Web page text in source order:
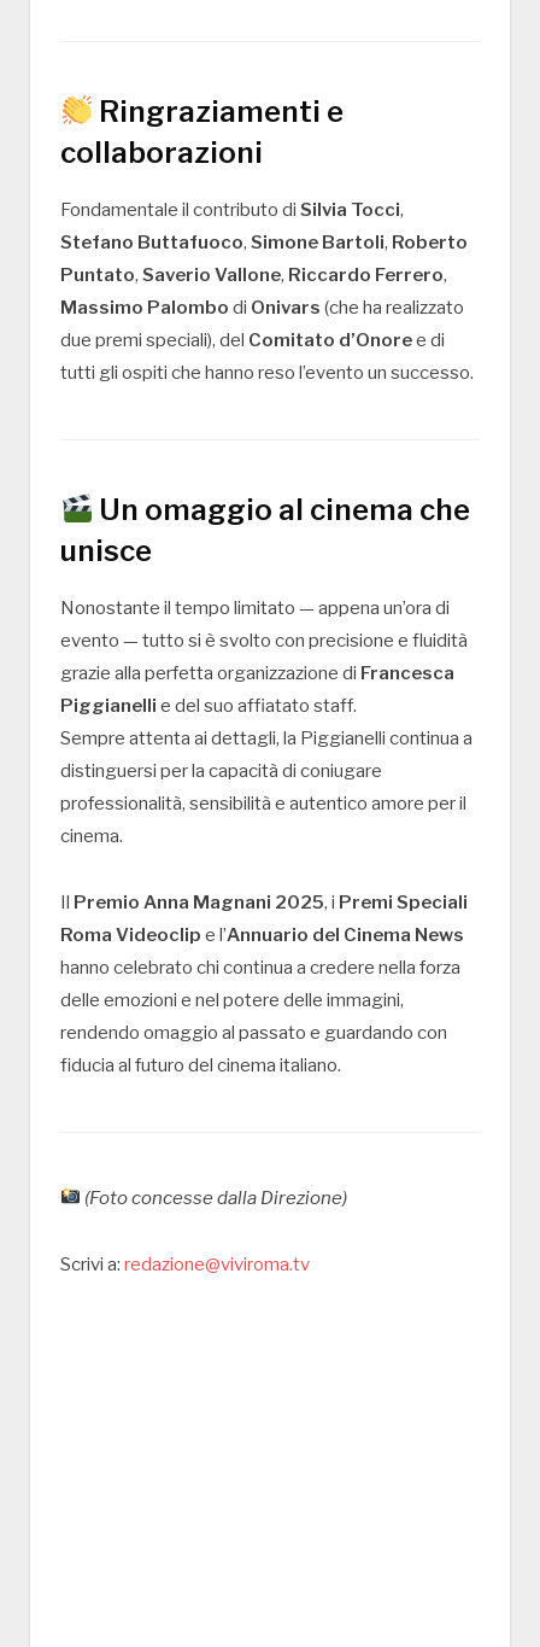
Ringraziamenti e
collaborazioni
Fondamentale il contributo di Silvia Tocci,
Stefano Buttafuoco, Simone Bartoli, Roberto
Puntato, Saverio Vallone, Riccardo Ferrero,
Massimo Palombo di Onivars (che ha realizzato
due premi speciali), del Comitato d’Onoree di
tutti gli ospiti che hanno reso l’evento un successo.
Un omaggio al cinema che
unisce
Nonostante il tempo limitato — appena un’ora di
evento — tutto si è svolto con precisione e fluidità
grazie alla perfetta organizzazione di Francesca
Piggianelli e del suo affiatato staff.
Sempre attenta ai dettagli, la Piggianelli continua a
distinguersi per la capacità di coniugare
professionalità, sensibilità e autentico amore per il
cinema.
Il Premio Anna Magnani 2025, i Premi Speciali
Roma Videoclip e l’Annuario del Cinema News
hanno celebrato chi continua a credere nella forza
delle emozioni e nel potere delle immagini,
rendendo omaggio al passato e guardando con
fiducia al futuro del cinema italiano.
(Foto concesse dalla Direzione)
Scrivi a: redazione@viviroma.tv